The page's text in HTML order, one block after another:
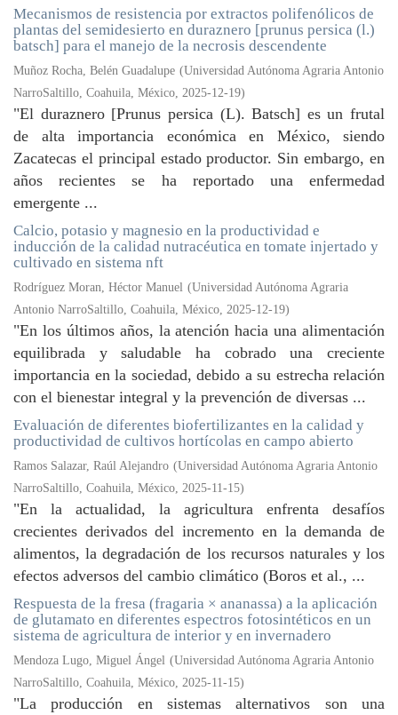
Mecanismos de resistencia por extractos polifenólicos de
plantas del semidesierto en duraznero [prunus persica (l.)
batsch] para el manejo de la necrosis descendente
Muñoz Rocha, Belén Guadalupe (Universidad Autónoma Agraria Antonio
NarroSaltillo, Coahuila, México, 2025-12-19)
"El duraznero [Prunus persica (L). Batsch] es un frutal
de alta importancia económica en México, siendo
Zacatecas el principal estado productor. Sin embargo, en
años recientes se ha reportado una enfermedad
emergente ...
Calcio, potasio y magnesio en la productividad e
inducción de la calidad nutracéutica en tomate injertado y
cultivado en sistema nft
Rodríguez Moran, Héctor Manuel (Universidad Autónoma Agraria
Antonio NarroSaltillo, Coahuila, México, 2025-12-19)
"En los últimos años, la atención hacia una alimentación
equilibrada y saludable ha cobrado una creciente
importancia en la sociedad, debido a su estrecha relación
con el bienestar integral y la prevención de diversas ...
Evaluación de diferentes biofertilizantes en la calidad y
productividad de cultivos hortícolas en campo abierto
Ramos Salazar, Raúl Alejandro (Universidad Autónoma Agraria Antonio
NarroSaltillo, Coahuila, México, 2025-11-15)
"En la actualidad, la agricultura enfrenta desafíos
crecientes derivados del incremento en la demanda de
alimentos, la degradación de los recursos naturales y los
efectos adversos del cambio climático (Boros et al., ...
Respuesta de la fresa (fragaria × ananassa) a la aplicación
de glutamato en diferentes espectros fotosintéticos en un
sistema de agricultura de interior y en invernadero
Mendoza Lugo, Miguel Ángel (Universidad Autónoma Agraria Antonio
NarroSaltillo, Coahuila, México, 2025-11-15)
"La producción en sistemas alternativos son una